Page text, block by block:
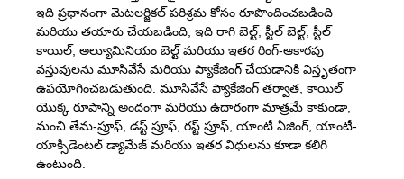
ఇది ప్రధానంగా మెటలర్జికల్ పరిశ్రమ కోసం రూపొందించబడింది
మరియు తయారు చేయబడింది, ఇది రాగి బెల్ట్, స్టీల్ బెల్ట్, స్టీల్
కాయిల్, అల్యూమినియం బెల్ట్ మరియు ఇతర రింగ్-ఆకారపు
వస్తువులను మూసివేసే మరియు ప్యాకేజింగ్ చేయడానికి విస్తృతంగా
ఉపయోగించబడుతుంది. మూసివేసే ప్యాకేజింగ్ తర్వాత, కాయిల్
యొక్క రూపాన్ని అందంగా మరియు ఉదారంగా మాత్రమే కాకుండా,
మంచి తేమ-ప్రూఫ్, డస్ట్ ప్రూఫ్, రస్ట్ ప్రూఫ్, యాంటీ ఏజింగ్, యాంటీ-
యాక్సిడెంటల్ డ్యామేజ్ మరియు ఇతర విధులను కూడా కలిగి
ఉంటుంది.